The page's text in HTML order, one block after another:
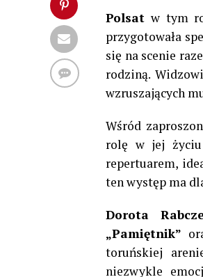
Polsatw tym
przygotowała
się na scenie
rodziną.
wzruszających
Wśród
rolę w jej życiu
repertuarem,
ten występ ma
Dorota
„Pamiętnik”
toruńskiej
niezwykle